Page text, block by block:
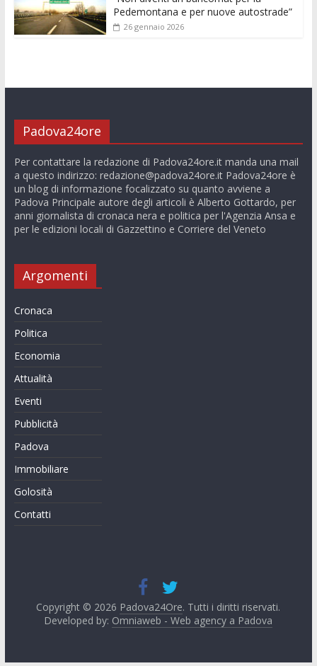
Pedemontana e per nuove autostrade”
26 gennaio 2026
Padova24ore
Per contattare la redazione di Padova24ore.it manda una mail
a questo indirizzo: redazione@padova24ore.itPadova24ore è
un blog di informazione focalizzato su quanto avviene a
Padova Principale autore degli articoli è Alberto Gottardo, per
anni giornalista di cronaca nera e politica per l'Agenzia Ansa e
per le edizioni locali di Gazzettino e Corriere del Veneto
Argomenti
Cronaca
Politica
Economia
Attualità
Eventi
Pubblicità
Padova
Immobiliare
Golosità
Contatti
Copyright © 2026 Padova24Ore. Tutti i diritti riservati.
Developed by: Omniaweb - Web agency a Padova